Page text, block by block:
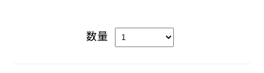
数量